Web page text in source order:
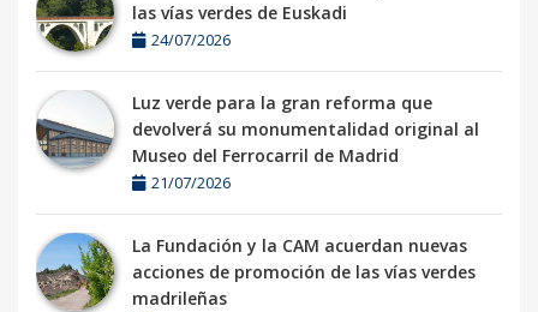
las vías verdes de Euskadi
24/07/2026
Luz verde para la gran reforma que
devolverá su monumentalidad original al
Museo del Ferrocarril de Madrid
21/07/2026
La Fundación y la CAM acuerdan nuevas
acciones de promoción de las vías verdes
madrileñas